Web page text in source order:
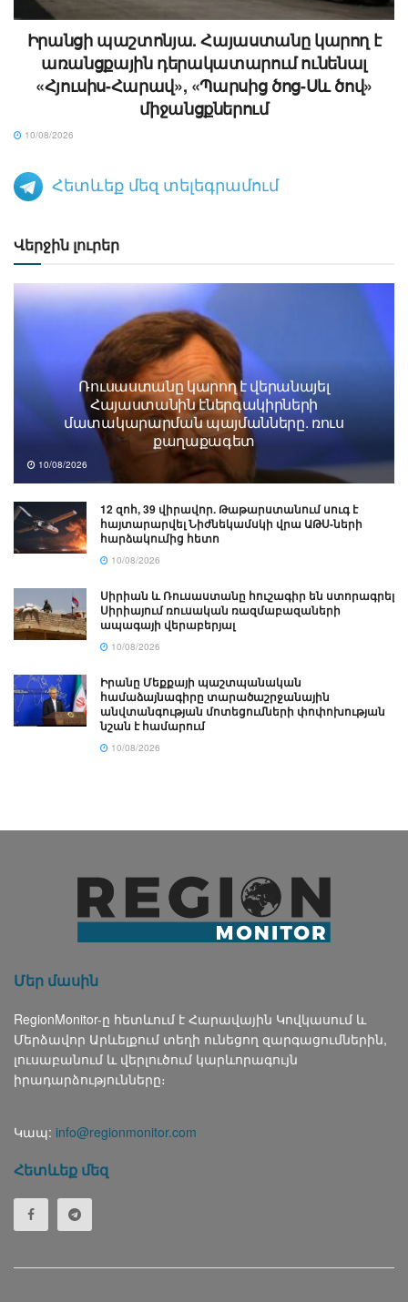
Իրանցի պաշտոնյա. Հայաստանը կարող է
առանցքային դերակատարում ունենալ
«Հյուսիս-Հարավ», «Պարսից ծոց-Սև ծով»
միջանցքներում
10/08/2026
Հետևեք մեզ տելեգրամում
Վերջին լուրեր
Ռուսաստանը կարող է վերանայել
Հայաստանին էներգակիրների
մատակարարման պայմանները. ռուս
քաղաքագետ
10/08/2026
12 զոհ, 39 վիրավոր. Թաթարստանում սուգ է
հայտարարվել Նիժնեկամսկի վրա ԱԹՍ-ների
հարձակումից հետո
10/08/2026
Սիրիան և Ռուսաստանը հուշագիր են ստորագրել
Սիրիայում ռուսական ռազմաբազաների
ապագայի վերաբերյալ
10/08/2026
Իրանը Մեքքայի պաշտպանական
համաձայնագիրը տարածաշրջանային
անվտանգության մոտեցումների փոփոխության
նշան է համարում
10/08/2026
Մեր մասին
RegionMonitor-ը հետևում է Հարավային Կովկասում և
Մերձավոր Արևելքում տեղի ունեցող զարգացումներին,
լուսաբանում և վերլուծում կարևորագույն
իրադարձությունները։
Կապ: info@regionmonitor.com
Հետևեք մեզ